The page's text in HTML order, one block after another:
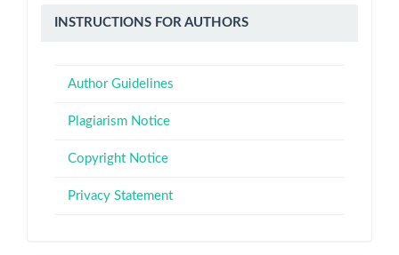
Instructions
Authors
INSTRUCTIONS FOR AUTHORS
Author Guidelines
Plagiarism Notice
Copyright Notice
Privacy Statement